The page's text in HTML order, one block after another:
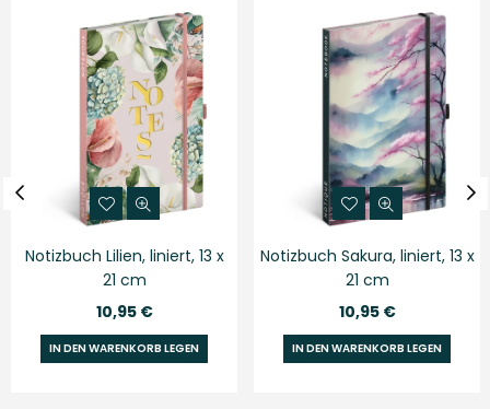
Notizbuch Lilien, liniert, 13 x
21 cm
Normaler
Preis
10,95 €
IN DEN WARENKORB LEGEN
Notizbuch Sakura, liniert, 13 x
21 cm
Normaler
Preis
10,95 €
IN DEN WARENKORB LEGEN